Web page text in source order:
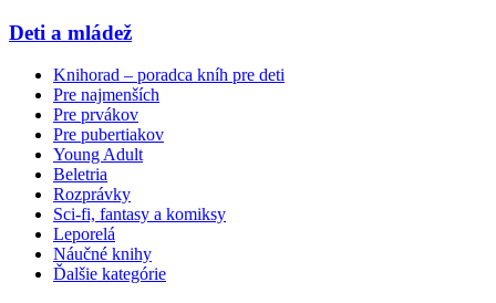
Deti a mládež
Knihorad – poradca kníh pre deti
Pre najmenších
Pre prvákov
Pre pubertiakov
Young Adult
Beletria
Rozprávky
Sci-fi, fantasy a komiksy
Leporelá
Náučné knihy
Ďalšie kategórie